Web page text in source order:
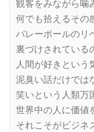
観客をみながら噛
何でも拾えるその
バレーボールのリ
裏づけされている
人間が好きという
泥臭い話だけでは
笑いという人類万
世界中の人に価値
それこそがビジネ